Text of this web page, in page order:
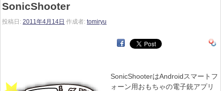
SonicShooter
投稿日: 2011年4月14日 作成者: tomiryu
SonicShooterはAndroidスマートフ
ォーン用おもちゃの電子銃アプリ